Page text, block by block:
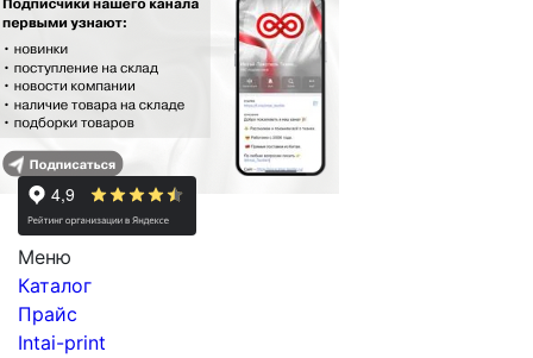
Меню
Каталог
Прайс
Intai-print